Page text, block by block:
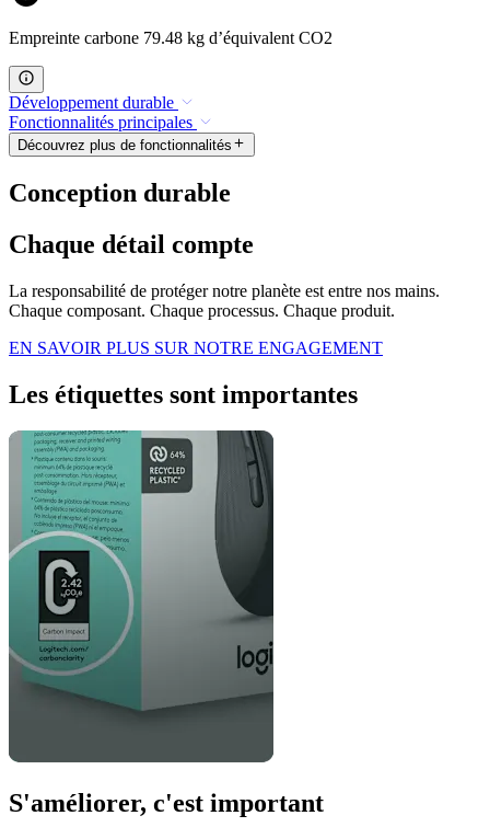
Empreinte carbone 79.48 kg d’équivalent CO2
Développement durable
Fonctionnalités principales
Découvrez plus de fonctionnalités
Conception durable
Chaque détail compte
La responsabilité de protéger notre planète est entre nos mains.
Chaque composant. Chaque processus. Chaque produit.
EN SAVOIR PLUS SUR NOTRE ENGAGEMENT
Les étiquettes sont importantes
S'améliorer, c'est important